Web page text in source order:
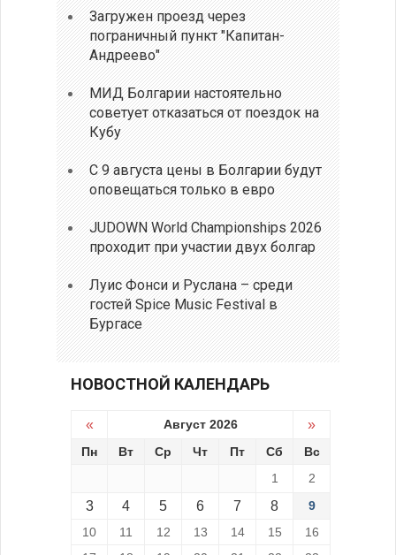
Загружен проезд через
пограничный пункт "Капитан-
Андреево"
МИД Болгарии настоятельно
советует отказаться от поездок на
Кубу
С 9 августа цены в Болгарии будут
оповещаться только в евро
JUDOWN World Championships 2026
проходит при участии двух болгар
Луис Фонси и Руслана – среди
гостей Spice Music Festival в
Бургасе
НОВОСТНОЙ КАЛЕНДАРЬ
« Август 2026 »
Пн Вт Ср Чт Пт Сб
Вс
1
2
3 4 5 6 7 8
9
10
11 12 13 14 15
16